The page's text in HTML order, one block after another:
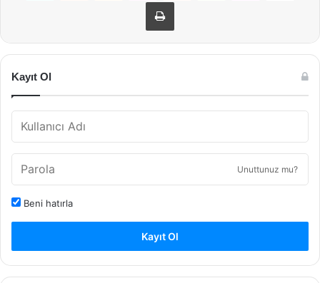
Kayıt Ol
Unuttunuz mu?
Beni hatırla
Kayıt Ol